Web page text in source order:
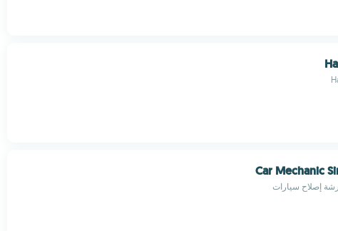
Car Mechanic
إصلاح سيارات